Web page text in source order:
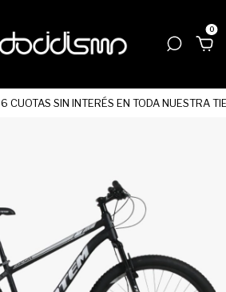
0
6 CUOTAS SIN INTERÉS EN TODA NUESTRA